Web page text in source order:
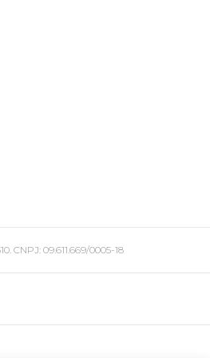
CNPJ: 09.611.669/0005-18